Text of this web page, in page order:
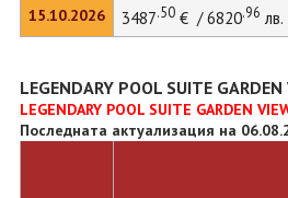
15.10.2026
3487.50€ / 6820.96 лв.
LEGENDARY POOL SUITE GARDEN
LEGENDARY POOL SUITE GARDEN
Последната актуализация на